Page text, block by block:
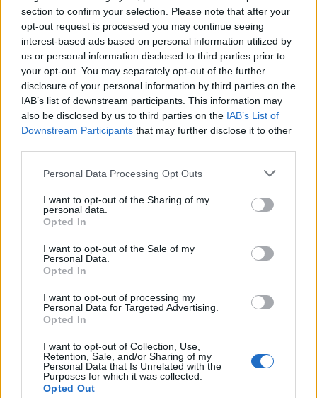
section to confirm your selection. Please note that after your
opt-out request is processed you may continue seeing
interest-based ads based on personal information utilized by
us or personal information disclosed to third parties prior to
your opt-out. You may separately opt-out of the further
disclosure of your personal information by third parties on the
IAB’s list of downstream participants. This information may
also be disclosed by us to third parties on the IAB’s List of
Downstream Participants that may further disclose it to other
Personal Data Processing Opt Outs
I want to opt-out of the Sharing of my
personal data.
Opted In
I want to opt-out of the Sale of my
Personal Data.
Opted In
I want to opt-out of processing my
Personal Data for Targeted Advertising.
Opted In
I want to opt-out of Collection, Use,
Retention, Sale, and/or Sharing of my
Personal Data that Is Unrelated with the
Purposes for which it was collected.
Opted Out